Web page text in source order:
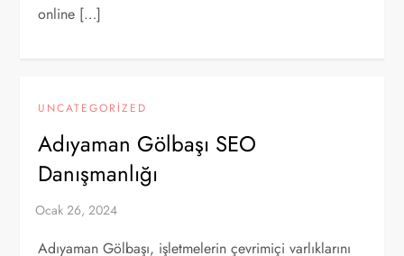
online […]
UNCATEGORIZED
Adıyaman Gölbaşı SEO
Danışmanlığı
Adıyaman Gölbaşı, işletmelerin çevrimiçi varlıklarını